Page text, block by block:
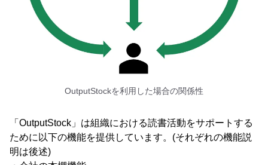
OutputStockを利用した場合の関係性
「OutputStock」は組織における読書活動をサポートする
ために以下の機能を提供しています。(それぞれの機能説
明は後述)